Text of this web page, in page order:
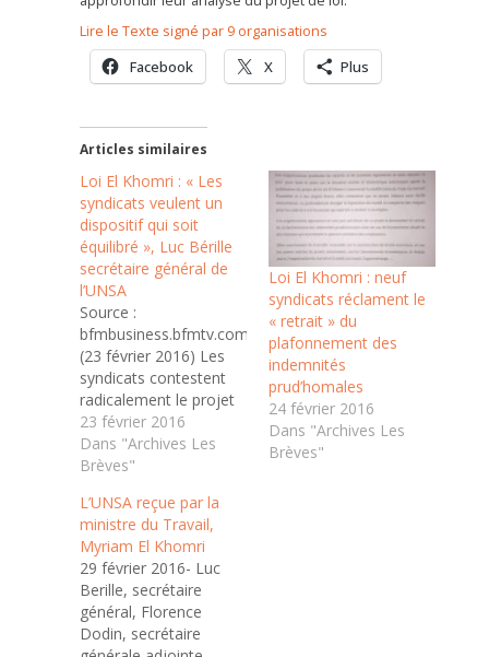
Lire le Texte signé par 9 organisations
Facebook X Plus
Articles similaires
Loi El Khomri : « Les
syndicats veulent un
dispositif qui soit
équilibré », Luc Bérille
secrétaire général de
l’UNSA
Source :
bfmbusiness.bfmtv.com
(23 février 2016) Les
syndicats contestent
radicalement le projet
de loi El Khomri. Ils
organisent ce jour une
réunion intersyndicale
action commune.
Certaines dispositions
sont à faire disparaître,
d'autres sont à
conforter, dit Luc
Bérille, secrétaire
général de l’UNSA. Il
23 février 2016
Dans "Archives Les
Brèves"
Loi El Khomri : neuf
syndicats réclament le
« retrait » du
plafonnement des
indemnités
prud’homales
24 février 2016
Dans "Archives Les
Brèves"
L’UNSA reçue par la
ministre du Travail,
Myriam El Khomri
29 février 2016- Luc
Berille, secrétaire
général, Florence
Dodin, secrétaire